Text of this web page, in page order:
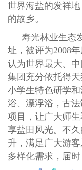
世界海盐的发祥
的故乡。
寿光林业生态
址，被评为2008
认为世界最大、
集团充分依托得
小学生特色研学
浴、漂浮浴，古
项目，让广大师
享盐田风光。不
升，满足广大游
多样化需求，届